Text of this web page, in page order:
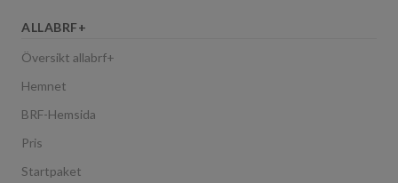
ALLABRF+
Översikt allabrf+
Hemnet
BRF-Hemsida
Pris
Startpaket